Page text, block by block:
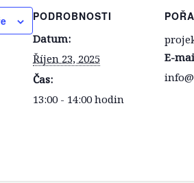
PODROBNOSTI
Datum:
Říjen 23, 2025
Čas:
13:00 - 14:00 hodin
E-